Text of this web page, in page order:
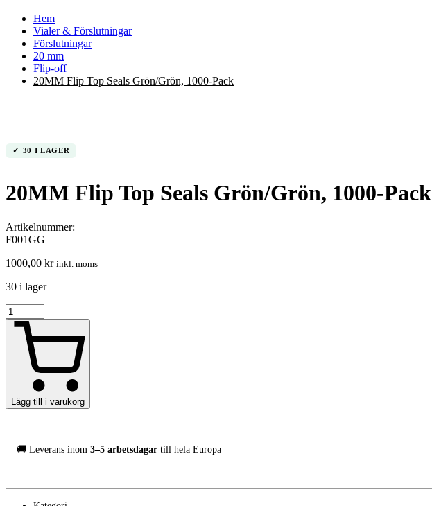
Hem
Vialer & Förslutningar
Förslutningar
20 mm
Flip-off
20MM Flip Top Seals Grön/Grön, 1000-Pack
30 I LAGER
20MM Flip Top Seals Grön/Grön, 1000-Pack
Artikelnummer:
F001GG
1000,00 kr inkl. moms
30 i lager
20MM
Flip
Seals
Grön/Grön,
mängd
Lägg till i varukorg
🚚 Leverans inom 3–5 arbetsdagar till hela Europa